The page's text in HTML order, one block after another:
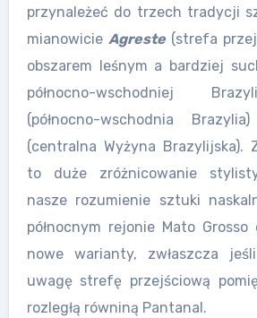
przynależeć do trzech tradycji
mianowicie Agreste(strefa
obszarem leśnym a bardziej
północno-wschodniej
(północno-wschodnia
(centralna Wyżyna Brazylijska).
to duże zróżnicowanie
nasze rozumienie sztuki
północnym rejonie Mato Grosso
nowe warianty, zwłaszcza
uwagę strefę przejściową
rozległą równiną Pantanal.